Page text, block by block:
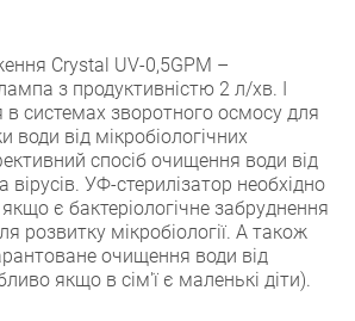
Crystal UV-0,5GPM –
з продуктивністю 2 л/хв. І
в системах зворотного осмосу для
води від мікробіологічних
спосіб очищення води від
вірусів. УФ-стерилізатор необхідно
є бактеріологічне забруднення
розвитку мікробіології. А також
очищення води від
якщо в сім'ї є маленькі діти).